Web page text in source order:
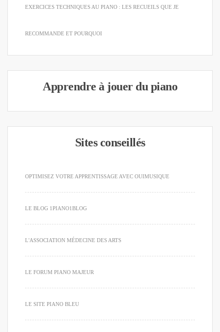
EXERCICES TECHNIQUES AU PIANO : LES RECUEILS QUE JE
RECOMMANDE ET POURQUOI
Apprendre à jouer du piano
Sites conseillés
OPTIMISEZ VOTRE APPRENTISSAGE AVEC OUIMUSIQUE
LE BLOG 1PIANO1BLOG
L'ASSOCIATION MÉDECINE DES ARTS
LE FORUM PIANO MAJEUR
LE SITE PIANO BLEU